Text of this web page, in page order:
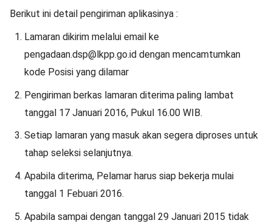
Berikut ini detail pengiriman aplikasinya :
Lamaran dikirim melalui email ke
pengadaan.dsp@lkpp.go.id dengan mencamtumkan
kode Posisi yang dilamar
Pengiriman berkas lamaran diterima paling lambat
tanggal 17 Januari 2016, Pukul 16.00 WIB.
Setiap lamaran yang masuk akan segera diproses untuk
tahap seleksi selanjutnya.
Apabila diterima, Pelamar harus siap bekerja mulai
tanggal 1 Febuari 2016.
Apabila sampai dengan tanggal 29 Januari 2015 tidak